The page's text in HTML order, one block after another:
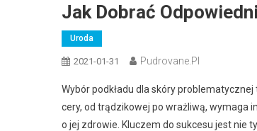
Jak Dobrać
Uroda
2021-01-31 Pudrovane.pl
Wybór podkładu dla skóry
cery, od trądzikowej po wrażliwą, wymaga
o jej zdrowie. Kluczem do sukcesu jest nie